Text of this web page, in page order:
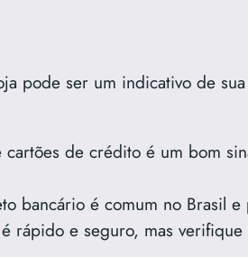
pode ser um indicativo de
cartões de crédito é um bom
bancário é comum no Brasil
rápido e seguro, mas